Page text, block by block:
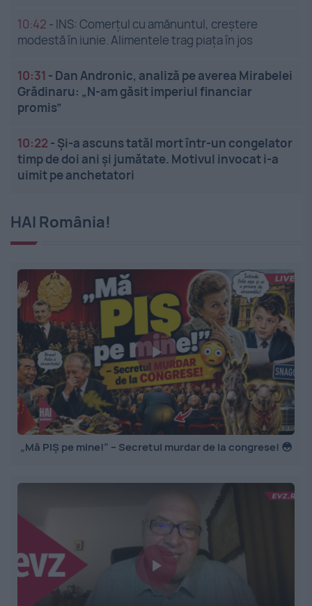
10:42 - INS: Comerțul cu amănuntul, creștere
modestă în iunie. Alimentele trag piața în jos
10:31 - Dan Andronic, analiză pe averea Mirabelei
Grădinaru: „N-am găsit imperiul financiar
promis”
10:22 - Și-a ascuns tatăl mort într-un congelator
timp de doi ani și jumătate. Motivul invocat i-a
uimit pe anchetatori
HAI România!
„Mă PIȘ pe mine!” – Secretul murdar de la congrese! 😳